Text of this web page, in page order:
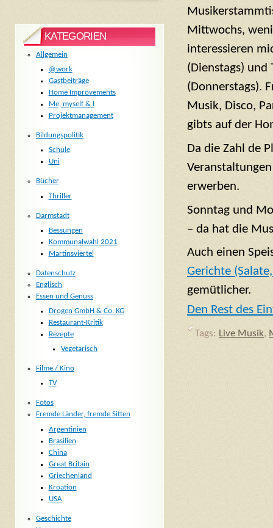
Mittwochs,
interessieren
(Dienstags) und
(Donnerstags).
Musik, Disco,
gibts auf der
Da die Zahl de
erwerben.
Sonntag und
– da hat die
Auch einen
Gerichte
gemütlicher.
Den Rest des
Tags: Live Musik,
KATEGORIEN
Allgemein
@work
Gastbeiträge
Home Improvements
Me, myself & I
Projektmanagement
Bildungspolitik
Schule
Uni
Bücher
Thriller
Darmstadt
Bessungen
Kommunalwahl 2021
Martinsviertel
Datenschutz
Englisch
Essen und Genuss
Drogen GmbH & Co. KG
Restaurant-Kritik
Rezepte
Vegetarisch
Filme / Kino
TV
Fotos
Fremde Länder, fremde Sitten
Argentinien
Brasilien
China
Great Britain
Griechenland
Kroation
USA
Geschichte